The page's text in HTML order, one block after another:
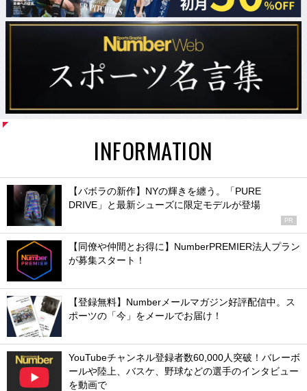
INFORMATION
【バボラの新作】NYの輝きを纏う。「PURE
DRIVE」と最新シューズに限定モデルが登場
PR
【同僚や仲間とお得に】NumberPREMIER法人プラン
が募集スタート！
【登録無料】Numberメールマガジン好評配信中。ス
ポーツの「今」をメールでお届け！
YouTubeチャンネル登録者数60,000人突破！バレーボ
ールや陸上、バスケ、野球などの選手のインタビュー
を動画で